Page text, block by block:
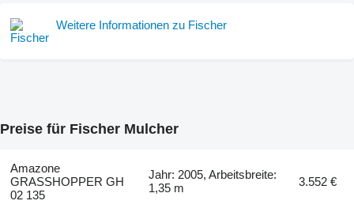
Weitere Informationen zu Fischer
Preise für Fischer Mulcher
Amazone
GRASSHOPPER GH
02 135
Jahr: 2005, Arbeitsbreite:
1,35 m
3.552 €